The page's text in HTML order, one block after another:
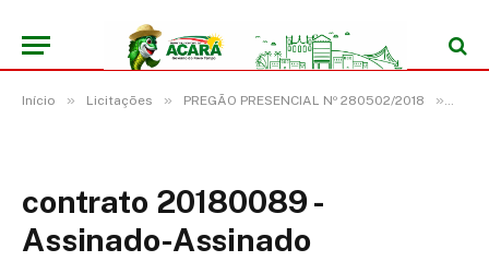
Início » Licitações » PREGÃO PRESENCIAL Nº 280502/2018 »
contrato 20180089 -
Assinado-Assinado